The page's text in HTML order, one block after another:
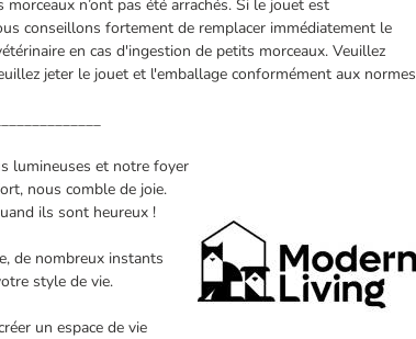
n’ont pas été arrachés. Si le jouet est
conseillons fortement de remplacer immédiatement le
en cas d'ingestion de petits morceaux. Veuillez
jeter le jouet et l'emballage conformément aux normes
lumineuses et notre foyer
nous comble de joie.
ils sont heureux !
de nombreux instants
style de vie.
un espace de vie